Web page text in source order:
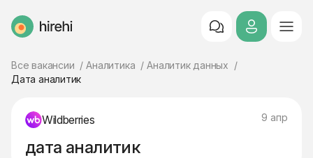
HireHi
Все вакансии Аналитика
Аналитик данных
Дата аналитик
Wildberries 9 апр
дата аналитик